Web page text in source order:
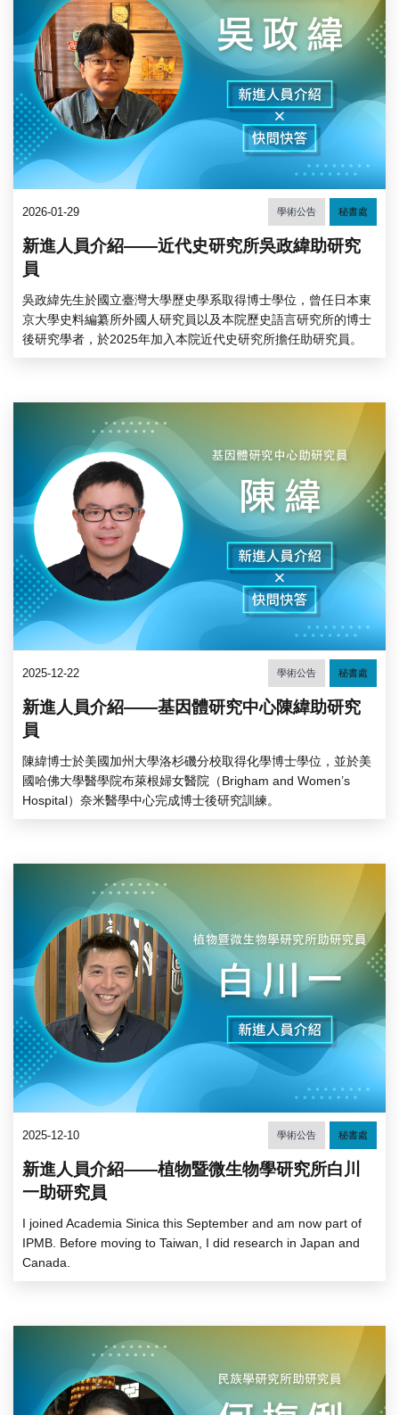
2026-01-29 學術公告 秘書處
新進人員介紹——近代史研究所吳政緯助研究
員
吳政緯先生於國立臺灣大學歷史學系取得博士學位，曾任日本東
京大學史料編纂所外國人研究員以及本院歷史語言研究所的博士
後研究學者，於2025年加入本院近代史研究所擔任助研究員。
2025-12-22 學術公告 秘書處
新進人員介紹——基因體研究中心陳緯助研究
員
陳緯博士於美國加州大學洛杉磯分校取得化學博士學位，並於美
國哈佛大學醫學院布萊根婦女醫院（Brigham and Women’s
Hospital）奈米醫學中心完成博士後研究訓練。
2025-12-10 學術公告 秘書處
新進人員介紹——植物暨微生物學研究所白川
一助研究員
I joined Academia Sinica this September and am now part of
IPMB. Before moving to Taiwan, I did research in Japan and
Canada.